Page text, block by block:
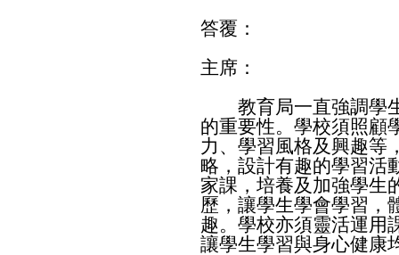
答覆：
主席：
教育局一直強調學生
的重要性。學校須照顧
力、學習風格及興趣等
略，設計有趣的學習活
家課，培養及加強學生
歷，讓學生學會學習，
趣。學校亦須靈活運用
讓學生學習與身心健康